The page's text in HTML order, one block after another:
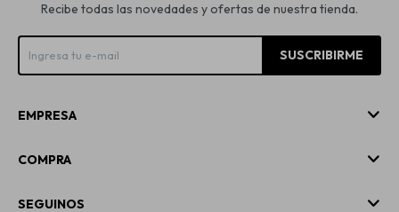
Recibe todas las novedades y ofertas de nuestra tienda.
SUSCRIBIRME
EMPRESA
COMPRA
SEGUINOS